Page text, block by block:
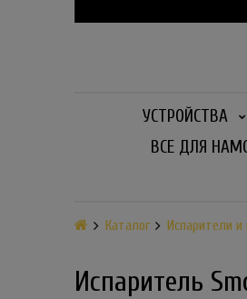
УСТРОЙСТВА
ВСЕ ДЛЯ
Каталог Испарители
Испаритель